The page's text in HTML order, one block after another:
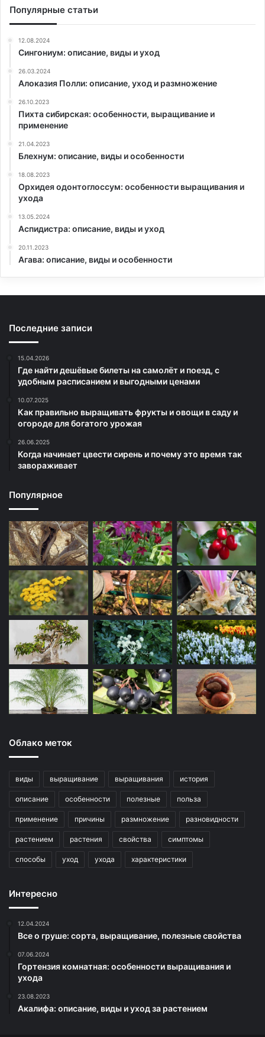
Популярные статьи
12.08.2024
Сингониум: описание, виды и уход
26.03.2024
Алоказия Полли: описание, уход и размножение
26.10.2023
Пихта сибирская: особенности, выращивание и
применение
21.04.2023
Блехнум: описание, виды и особенности
18.08.2023
Орхидея одонтоглоссум: особенности выращивания и
ухода
13.05.2024
Аспидистра: описание, виды и уход
20.11.2023
Агава: описание, виды и особенности
Последние записи
15.04.2026
Где найти дешёвые билеты на самолёт и поезд, с
удобным расписанием и выгодными ценами
10.07.2025
Как правильно выращивать фрукты и овощи в саду и
огороде для богатого урожая
26.06.2025
Когда начинает цвести сирень и почему это время так
завораживает
Популярное
Облако меток
виды выращивание выращивания история
описание особенности полезные польза
применение причины размножение разновидности
растением растения свойства симптомы
способы уход ухода характеристики
Интересно
12.04.2024
Все о груше: сорта, выращивание, полезные свойства
07.06.2024
Гортензия комнатная: особенности выращивания и
ухода
23.08.2023
Акалифа: описание, виды и уход за растением